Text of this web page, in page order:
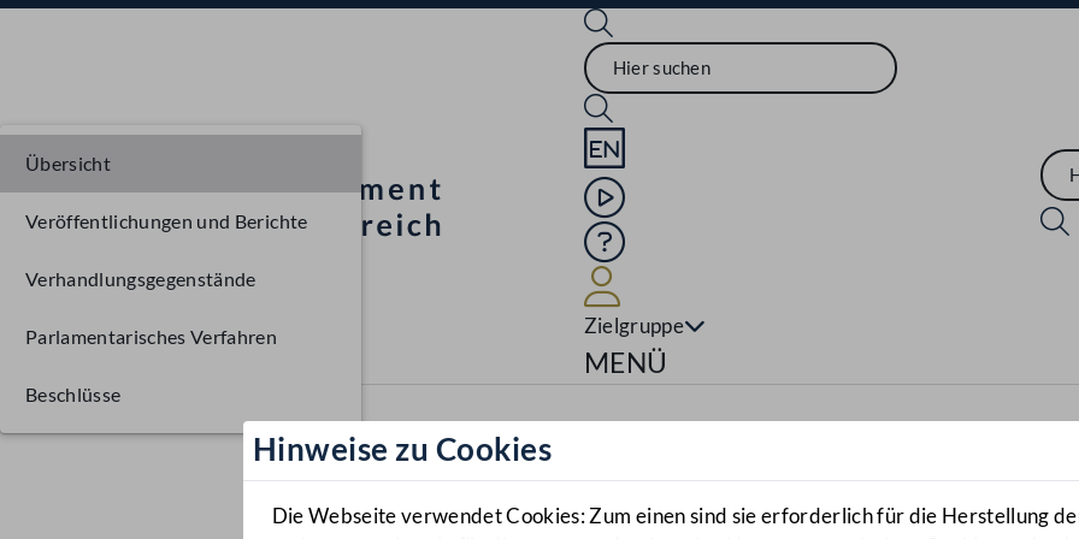
Sprache English
Mediathek
Hilfe
Zielgruppe
Navigationsmenü öffnen
MENÜ
Hinweise zu Cookies
Die Webseite verwendet Cookies: Zum einen sind sie erforderlich für die Herstellung
Übersicht
Veröffentlichungen und Berichte
Verhandlungsgegenstände
Parlamentarisches Verfahren
Beschlüsse